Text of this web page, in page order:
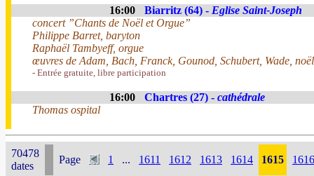
16:00 Biarritz (64) - Eglise Saint-Joseph
concert ”Chants de Noël et Orgue”
Philippe Barret, baryton
Raphaël Tambyeff, orgue
œuvres de Adam, Bach, Franck, Gounod, Schubert, Wade,
- Entrée gratuite, libre participation
16:00 Chartres (27) - cathédrale
Thomas ospital
70478
dates
Page 1 ... 1611 1612 1613 1614 1615 1616